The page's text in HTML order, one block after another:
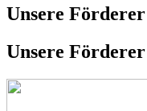
Unsere Förderer
Unsere Förderer